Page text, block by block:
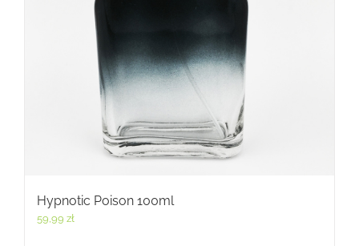
Hypnotic Poison 100ml
59,99 zł